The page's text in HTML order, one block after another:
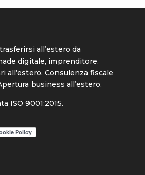
all’estero da
digitale, imprenditore.
all’estero. Consulenza fiscale
business all’estero.
ISO 9001:2015.